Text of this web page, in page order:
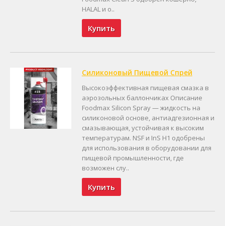
HALAL и о..
Купить
Силиконовый Пищевой Спрей
Высокоэффективная пищевая смазка в
аэрозольных баллончиках Описание
Foodmax Silicon Spray — жидкость на
силиконовой основе, антиадгезионная и
смазывающая, устойчивая к высоким
температурам. NSF и InS H1 одобрены
для использования в оборудовании для
пищевой промышленности, где
возможен слу..
Купить